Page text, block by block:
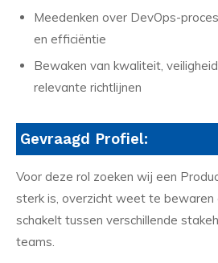
Meedenken over DevOps-
en efficiëntie
Bewaken van kwaliteit,
relevante richtlijnen
Gevraagd Profiel:
Voor deze rol zoeken wij een
sterk is, overzicht weet te bewaren
schakelt tussen verschillende
teams.